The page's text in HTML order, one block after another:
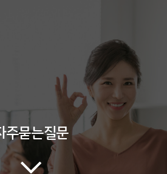
주묻는질문